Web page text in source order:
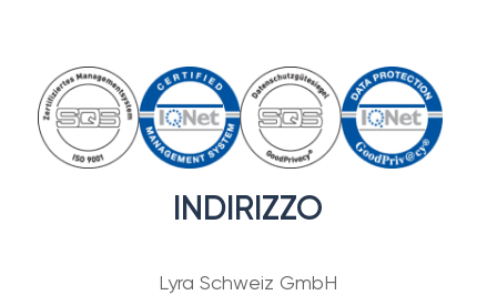
INDIRIZZO
Lyra Schweiz GmbH